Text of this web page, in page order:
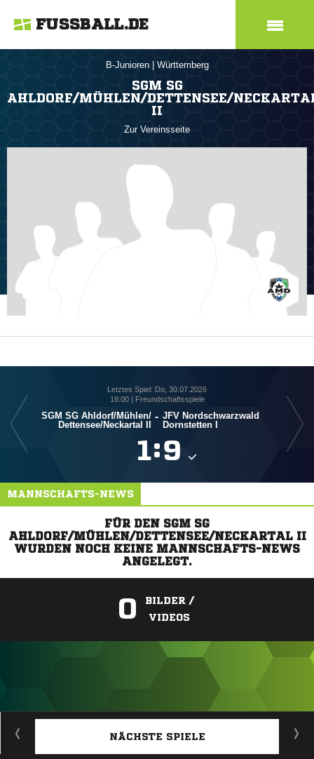
FUSSBALL.DE
B-Junioren Württemberg
SGM SG
AHLDORF/MÜHLEN/DETTENSEE/
II
Zur Vereinsseite
Letztes Spiel: Do, 30.07.2026
18:00 | Freundschaftsspiele
SGM SG Ahldorf/​Mühlen/​
Dettensee/​Neckartal II
- JFV Nordschwarzwald
Dornstetten I
:
MANNSCHAFTS-NEWS
FÜR DEN SGM SG
AHLDORF/MÜHLEN/DETTENSEE/NECKARTAL II
WURDEN NOCH KEINE MANNSCHAFTS-NEWS
ANGELEGT.
0
BILDER /
VIDEOS
ANZEIGE
NÄCHSTE SPIELE